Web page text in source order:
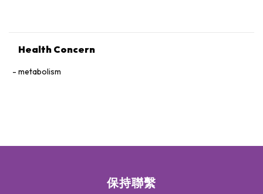
Health Concern
metabolism
保持聯繫